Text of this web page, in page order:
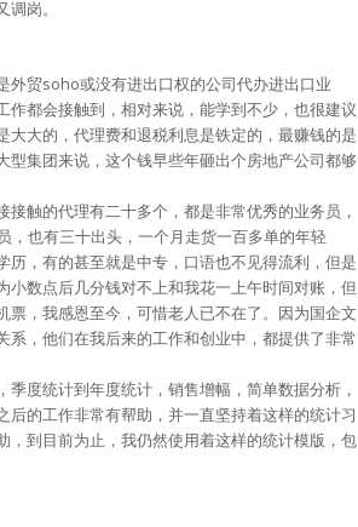
岗。
外贸soho或没有进出口权的公司代办进出口业
都会接触到，相对来说，能学到不少，也很建议
大的，代理费和退税利息是铁定的，最赚钱的是
集团来说，这个钱早些年砸出个房地产公司都够
触的代理有二十多个，都是非常优秀的业务员，
，也有三十出头，一个月走货一百多单的年轻
，有的甚至就是中专，口语也不见得流利，但是
数点后几分钱对不上和我花一上午时间对账，但
，我感恩至今，可惜老人已不在了。因为国企文
，他们在我后来的工作和创业中，都提供了非常
度统计到年度统计，销售增幅，简单数据分析，
的工作非常有帮助，并一直坚持着这样的统计习
到目前为止，我仍然使用着这样的统计模版，包